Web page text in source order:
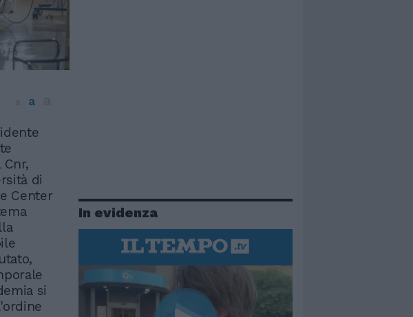
a
di
Center
si
In evidenza